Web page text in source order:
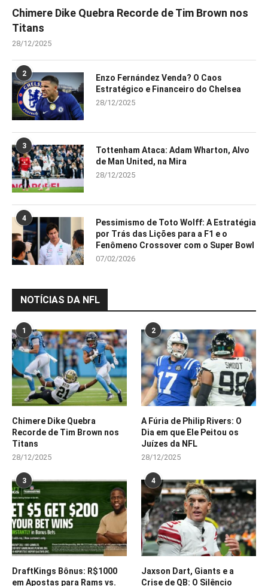
Chimere Dike Quebra Recorde de Tim Brown nos
Titans
28/12/2025
2
Enzo Fernández Venda? O Caos
Estratégico e Financeiro do Chelsea
28/12/2025
3
Tottenham Ataca: Adam Wharton, Alvo
de Man United, na Mira
28/12/2025
4
Pessimismo de Toto Wolff: A Estratégia
por Trás das Lições para a F1 e o
Fenômeno Crossover com o Super Bowl
07/02/2026
NOTÍCIAS DA NFL
1
Chimere Dike Quebra
Recorde de Tim Brown nos
Titans
28/12/2025
2
A Fúria de Philip Rivers: O
Dia em que Ele Peitou os
Juízes da NFL
28/12/2025
3
DraftKings Bônus: R$1000
em Apostas para Rams vs.
4
Jaxson Dart, Giants e a
Crise de QB: O Silêncio